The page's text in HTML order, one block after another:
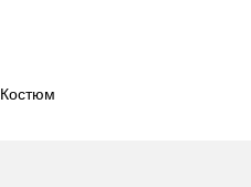
Костюм